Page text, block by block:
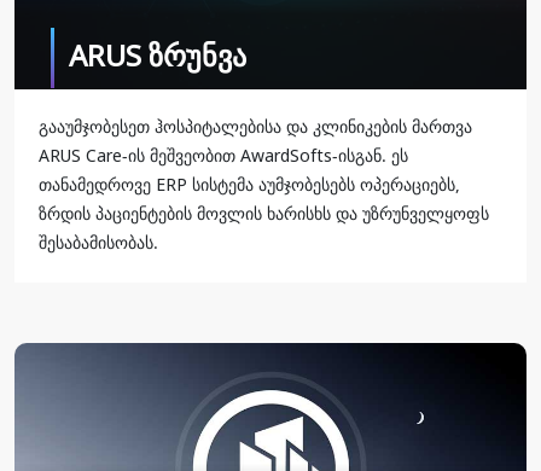
ARUS ზრუნვა
გააუმჯობესეთ ჰოსპიტალებისა და კლინიკების მართვა
ARUS Care-ის მეშვეობით AwardSofts-ისგან. ეს
თანამედროვე ERP სისტემა აუმჯობესებს ოპერაციებს,
ზრდის პაციენტების მოვლის ხარისხს და უზრუნველყოფს
შესაბამისობას.